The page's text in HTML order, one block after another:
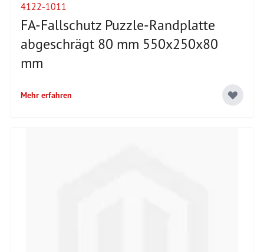
4122-1011
FA-Fallschutz Puzzle-Randplatte
abgeschrägt 80 mm 550x250x80
mm
Mehr erfahren